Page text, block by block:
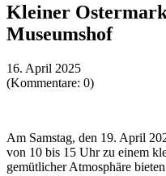
Kleiner
Museumshof
16. April 2025
(Kommentare: 0)
Am Samstag, den 19. April
von 10 bis 15 Uhr zu einem
gemütlicher Atmosphäre